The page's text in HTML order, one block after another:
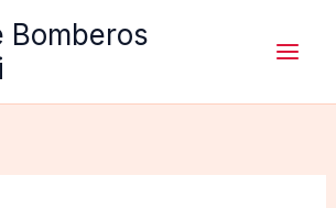
Bomberos